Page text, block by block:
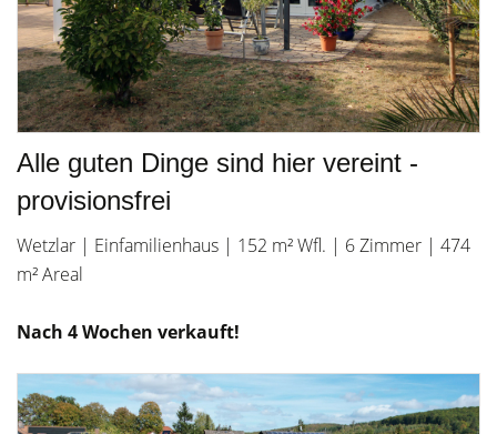
Alle guten Dinge sind hier vereint -
provisionsfrei
Wetzlar | Einfamilienhaus | 152 m² Wfl. | 6 Zimmer | 474
m² Areal
Nach 4 Wochen verkauft!